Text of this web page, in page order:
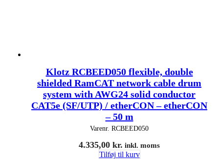
Klotz RCBEED050 flexible, double
shielded RamCAT network cable drum
system with AWG24 solid conductor
CAT5e (SF/UTP) / etherCON – etherCON
– 50 m
Varenr. RCBEED050
4.335,00 kr. inkl. moms
Tilføj til kurv